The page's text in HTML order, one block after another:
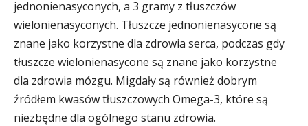
jednonienasyconych, a 3 gramy z tłuszczów
wielonienasyconych. Tłuszcze jednonienasycone są
znane jako korzystne dla zdrowia serca, podczas gdy
tłuszcze wielonienasycone są znane jako korzystne
dla zdrowia mózgu. Migdały są również dobrym
źródłem kwasów tłuszczowych Omega-3, które są
niezbędne dla ogólnego stanu zdrowia.